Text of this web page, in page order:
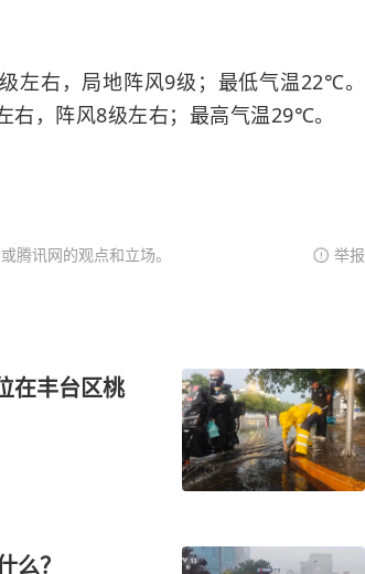
左右，局地阵风9级；最低气温22℃。
右，阵风8级左右；最高气温29℃。
腾讯网的观点和立场。 举报
在丰台区桃
么？